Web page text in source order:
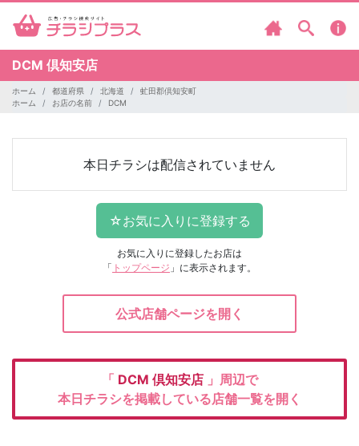
DCM 倶知安店
ホーム 都道府県 北海道
虻田郡倶知安町
ホーム
お店の名前 DCM
本日チラシは配信されていません
お気に入りに登録したお店は
「 トップページ 」に表示されます。
公式店舗ページを開く
「 DCM 倶知安店 」周辺で
本日チラシを掲載している店舗一覧を開く